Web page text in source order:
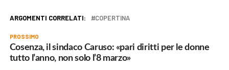
ARGOMENTI CORRELATI: COPERTINA
PROSSIMO
Cosenza, il sindaco Caruso: «pari diritti per le donne
tutto l’anno, non solo l’8 marzo»